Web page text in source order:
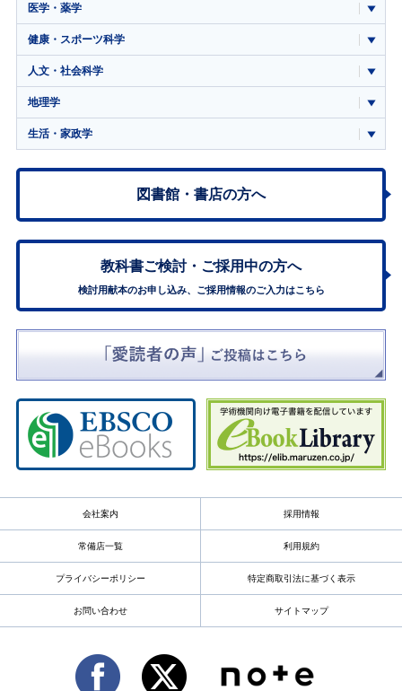
医学・薬学
健康・スポーツ科学
人文・社会科学
地理学
生活・家政学
図書館・書店の方へ
教科書ご検討・ ご採用中の方へ
検討用献本のお申し込み、ご採用情報のご入力はこちら
会社案内 採用情報
常備店一覧 利用規約
プライバシーポリシー 特定商取引法に基づく表示
お問い合わせ サイトマップ